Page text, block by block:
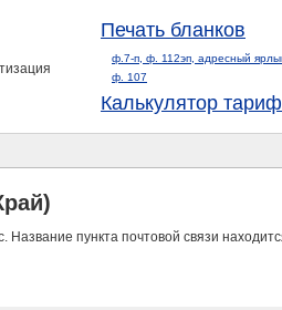
Печать бланков
ф.7-п, ф. 112эп, адресный
ф. 107
Калькулятор
Название пункта почтовой связи